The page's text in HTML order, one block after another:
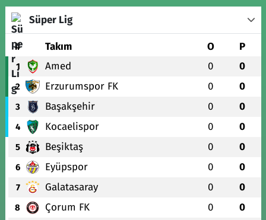
Süper Lig
# Takım O P
1 Amed 0 0
2 Erzurumspor FK 0 0
3 Başakşehir 0 0
4 Kocaelispor 0 0
5 Beşiktaş 0 0
6 Eyüpspor 0 0
7 Galatasaray 0 0
8 Çorum FK 0 0